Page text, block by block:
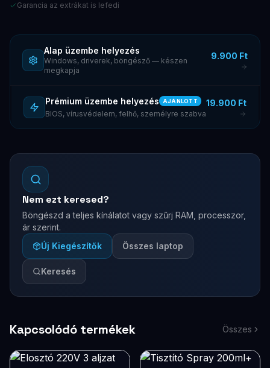
Garancia az extrákat is lefedi
Alap üzembe helyezés
Windows, driverek, böngésző — készen
megkapja
9.900 Ft
Prémium üzembe helyezés AJÁNLOTT
BIOS, vírusvédelem, felhő, személyre szabva
19.900 Ft
Nem ezt keresed?
Böngészd a teljes kínálatot vagy szűrj RAM, processzor,
ár szerint.
Új Kiegészítők
Összes laptop
Keresés
Kapcsolódó termékek Összes